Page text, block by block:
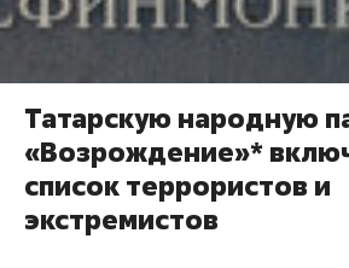
Татарскую народную
«Возрождение»*
список террористов и
экстремистов